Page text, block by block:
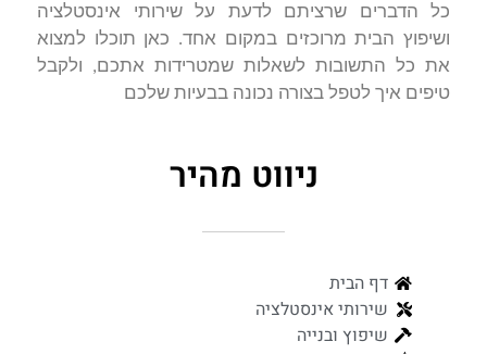
כל הדברים שרציתם לדעת על שירותי אינסטלציה
ושיפוץ הבית מרוכזים במקום אחד. כאן תוכלו למצוא
את כל התשובות לשאלות שמטרידות אתכם, ולקבל
טיפים איך לטפל בצורה נכונה בבעיות שלכם
ניווט מהיר
דף הבית
שירותי אינסטלציה
שיפוץ ובנייה